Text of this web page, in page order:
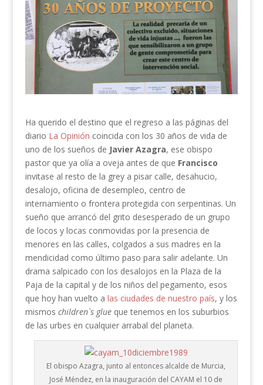
Ha querido el destino que el regreso a las páginas del
diario La Opinión coincida con los 30 años de vida de
uno de los sueños de Javier Azagra, ese obispo
pastor que ya olía a oveja antes de que Francisco
invitase al resto de la grey a pisar calle, desahucio,
desalojo, oficina de desempleo, centro de
internamiento o frontera protegida con serpentinas. Un
sueño que arrancó del grito desesperado de un grupo
de locos y locas conmovidas por la presencia de
menores en las calles, colgados a sus madres en la
mendicidad como último paso para salir adelante. Un
drama salpicado con los desalojos en la Plaza de la
Paja de la capital y de los niños del pegamento, esos
que hoy han vuelto a las ciudades de nuestro país, y los
mismos children`s glueque tenemos en los suburbios
de las urbes en cualquier arrabal del planeta.
El obispo Azagra, junto al entonces alcalde de Murcia,
José Méndez, en la inauguración del CAYAM el 10 de